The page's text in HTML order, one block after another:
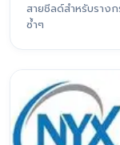
สายชีลด์สำหรับราง
ซ้ำๆ